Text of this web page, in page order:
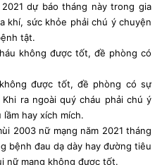
dự báo tháng này trong gia
khí, sức khỏe phải chú ý chuyện
tật.
không được tốt, đề phòng có
được tốt, đề phòng có sự
ra ngoài quý cháu phải chú ý
hay xích mích.
2003 nữ mạng năm 2021 tháng
bệnh đau dạ dày hay đường tiêu
nữ mạng không được tốt.